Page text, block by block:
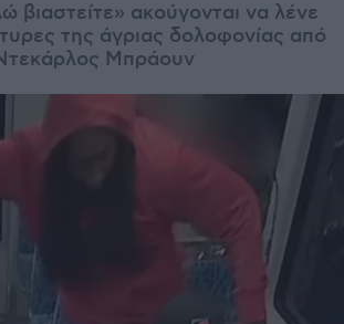
βιαστείτε» ακούγονται να λένε
της άγριας δολοφονίας από
Μπράουν